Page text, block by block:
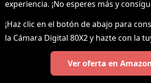
experiencia. ¡No esperes más y
¡Haz clic en el botón de abajo para
la Cámara Digital 80X2 y hazte con la
Ver oferta en